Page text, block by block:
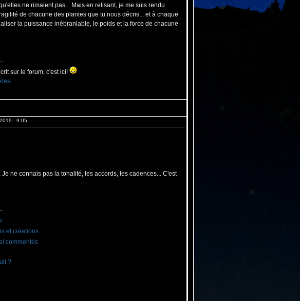
ne rimaient pas... Mais en relisant, je me suis rendu
de chacune des plantes que tu nous décris... et à chaque
la puissance inébranlable, le poids et la force de chacune
sur le forum, c'est ici!
- 9:05
ne connais pas la tonalité, les accords, les cadences... C'est
et créations
commentés
?